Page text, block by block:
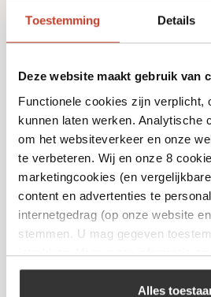
Toestemming Details
Deze website maakt gebruik van
Functionele cookies zijn verplicht,
kunnen laten werken. Analytische
om het websiteverkeer en onze
te verbeteren. Wij en onze 8
marketingcookies (en
content en advertenties te
internetgedrag (op onze website
stemmen. U mag gegeven
intrekken. Voor meer informatie
uw keuze op onze website
Alles
Noskos Jerk Rub
€9,99
Bekijk